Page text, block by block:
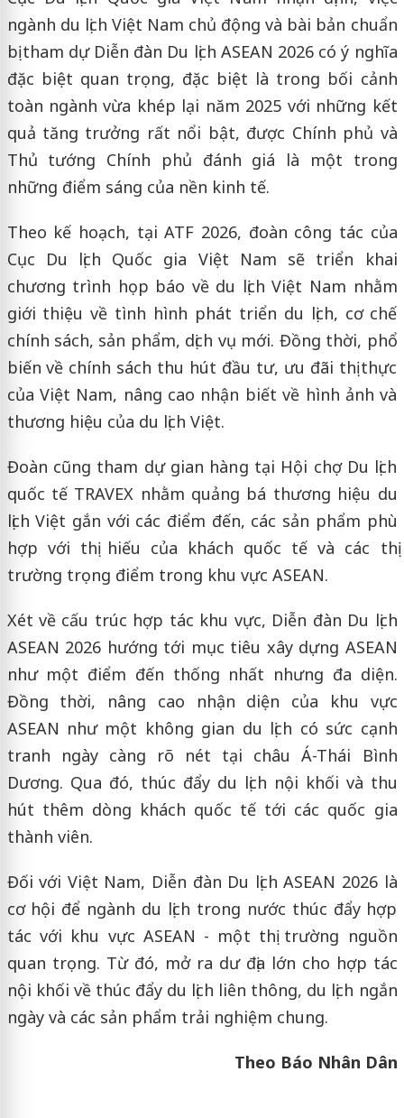
ngành du lịch Việt Nam chủ động và bài bản chuẩn
bị tham dự Diễn đàn Du lịch ASEAN 2026 có ý nghĩa
đặc biệt quan trọng, đặc biệt là trong bối cảnh
toàn ngành vừa khép lại năm 2025 với những kết
quả tăng trưởng rất nổi bật, được Chính phủ và
Thủ tướng Chính phủ đánh giá là một trong
những điểm sáng của nền kinh tế.
Theo kế hoạch, tại ATF 2026, đoàn công tác của
Cục Du lịch Quốc gia Việt Nam sẽ triển khai
chương trình họp báo về du lịch Việt Nam nhằm
giới thiệu về tình hình phát triển du lịch, cơ chế
chính sách, sản phẩm, dịch vụ mới. Đồng thời, phổ
biến về chính sách thu hút đầu tư, ưu đãi thị thực
của Việt Nam, nâng cao nhận biết về hình ảnh và
thương hiệu của du lịch Việt.
Đoàn cũng tham dự gian hàng tại Hội chợ Du lịch
quốc tế TRAVEX nhằm quảng bá thương hiệu du
lịch Việt gắn với các điểm đến, các sản phẩm phù
hợp với thị hiếu của khách quốc tế và các thị
trường trọng điểm trong khu vực ASEAN.
Xét về cấu trúc hợp tác khu vực, Diễn đàn Du lịch
ASEAN 2026 hướng tới mục tiêu xây dựng ASEAN
như một điểm đến thống nhất nhưng đa diện.
Đồng thời, nâng cao nhận diện của khu vực
ASEAN như một không gian du lịch có sức cạnh
tranh ngày càng rõ nét tại châu Á-Thái Bình
Dương. Qua đó, thúc đẩy du lịch nội khối và thu
hút thêm dòng khách quốc tế tới các quốc gia
thành viên.
Đối với Việt Nam, Diễn đàn Du lịch ASEAN 2026 là
cơ hội để ngành du lịch trong nước thúc đẩy hợp
tác với khu vực ASEAN - một thị trường nguồn
quan trọng. Từ đó, mở ra dư địa lớn cho hợp tác
nội khối về thúc đẩy du lịch liên thông, du lịch ngắn
ngày và các sản phẩm trải nghiệm chung.
Theo Báo Nhân Dân